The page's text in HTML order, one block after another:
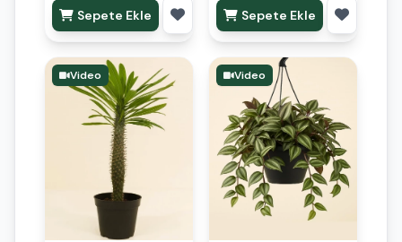
Sepete Ekle Sepete Ekle
Video Video